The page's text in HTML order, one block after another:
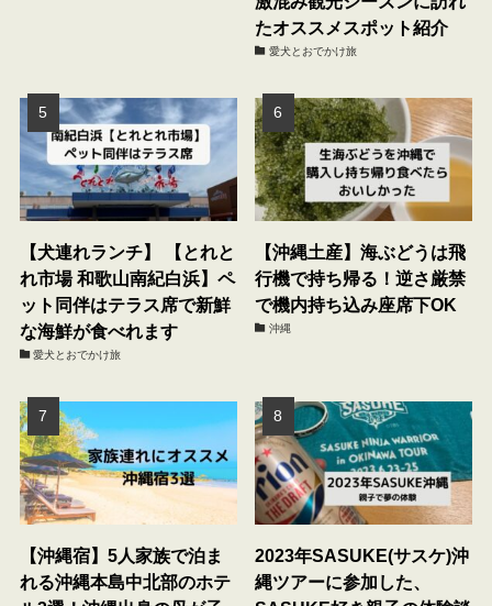
たオススメスポット紹介
愛犬とおでかけ旅
【犬連れランチ】 【とれと
れ市場 和歌山南紀白浜】ペ
ット同伴はテラス席で新鮮
な海鮮が食べれます
愛犬とおでかけ旅
【沖縄土産】海ぶどうは飛
行機で持ち帰る！逆さ厳禁
で機内持ち込み座席下OK
沖縄
【沖縄宿】5人家族で泊ま
れる沖縄本島中北部のホテ
2023年SASUKE(サスケ)沖
縄ツアーに参加した、